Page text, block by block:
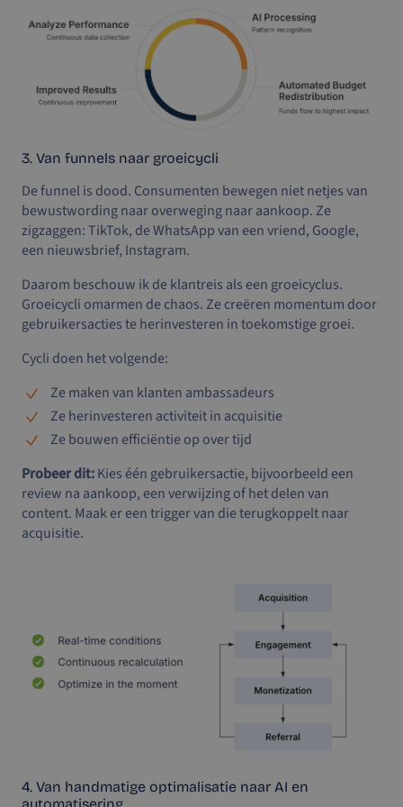
3. Van funnels naar groeicycli
De funnel is dood. Consumenten bewegen niet netjes van
bewustwording naar overweging naar aankoop. Ze
zigzaggen: TikTok, de WhatsApp van een vriend, Google,
een nieuwsbrief, Instagram.
Daarom beschouw ik de klantreis als een groeicyclus.
Groeicycli omarmen de chaos. Ze creëren momentum door
gebruikersacties te herinvesteren in toekomstige groei.
Cycli doen het volgende:
Ze maken van klanten ambassadeurs
Ze herinvesteren activiteit in acquisitie
Ze bouwen efficiëntie op over tijd
Probeer dit:Kies één gebruikersactie, bijvoorbeeld een
review na aankoop, een verwijzing of het delen van
content. Maak er een trigger van die terugkoppelt naar
acquisitie.
4. Van handmatige optimalisatie naar AI en